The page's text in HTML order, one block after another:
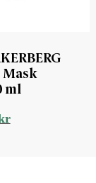
Mask
ml
Det